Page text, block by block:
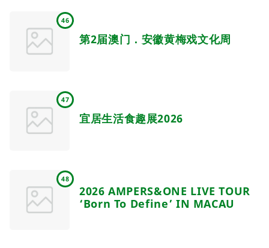
46
第2届澳门．安徽黄梅戏文化周
47
宜居生活食趣展2026
48
2026 AMPERS&ONE LIVE TOUR
‘Born To Define’ IN MACAU